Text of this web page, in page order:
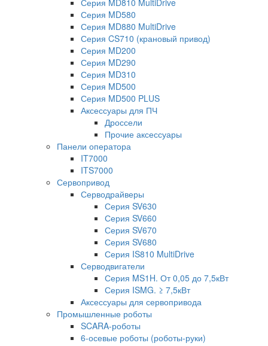
Серия MD810 MultiDrive
Серия MD580
Серия MD880 MultiDrive
Серия CS710 (крановый привод)
Серия MD200
Серия MD290
Серия MD310
Серия MD500
Серия MD500 PLUS
Аксессуары для ПЧ
Дроссели
Прочие аксессуары
Панели оператора
IT7000
ITS7000
Сервопривод
Серводрайверы
Серия SV630
Серия SV660
Серия SV670
Серия SV680
Серия IS810 MultiDrive
Серводвигатели
Серия MS1H. От 0,05 до 7,5кВт
Серия ISMG. ≥ 7,5кВт
Аксессуары для сервопривода
Промышленные роботы
SCARA-роботы
6-осевые роботы (роботы-руки)